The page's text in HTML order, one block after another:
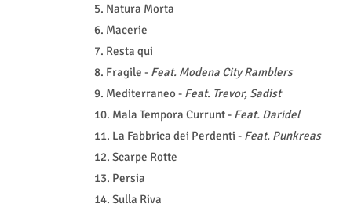
5. Natura Morta
6. Macerie
7. Resta qui
8. Fragile - Feat. Modena City Ramblers
9. Mediterraneo - Feat. Trevor, Sadist
10. Mala Tempora Currunt - Feat. Daridel
11. La Fabbrica dei Perdenti - Feat. Punkreas
12. Scarpe Rotte
13. Persia
14. Sulla Riva